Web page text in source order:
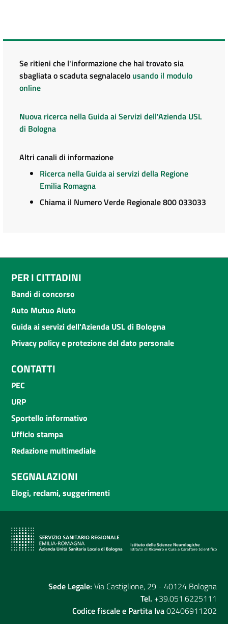
Se ritieni che l'informazione che hai trovato sia
sbagliata o scaduta segnalacelo usando il modulo
online
Nuova ricerca nella Guida ai Servizi dell'Azienda USL
di Bologna
Altri canali di informazione
Ricerca nella Guida ai servizi della Regione
Emilia Romagna
Chiama il Numero Verde Regionale 800 033033
PER I CITTADINI
Bandi di concorso
Auto Mutuo Aiuto
Guida ai servizi dell'Azienda USL di Bologna
Privacy policy e protezione del dato personale
CONTATTI
PEC
URP
Sportello informativo
Ufficio stampa
Redazione multimediale
SEGNALAZIONI
Elogi, reclami, suggerimenti
Sede Legale: Via Castiglione, 29 - 40124 Bologna
Tel. +39.051.6225111
Codice fiscale e Partita Iva02406911202